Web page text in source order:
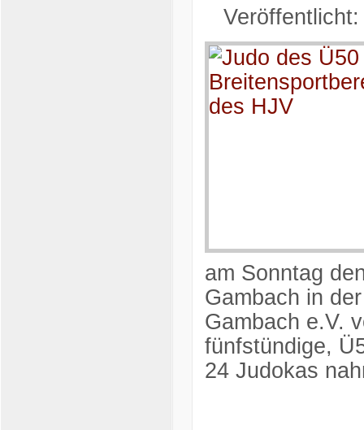
am Sonntag
Gambach in
Gambach e.V.
fünfstündige,
24 Judokas